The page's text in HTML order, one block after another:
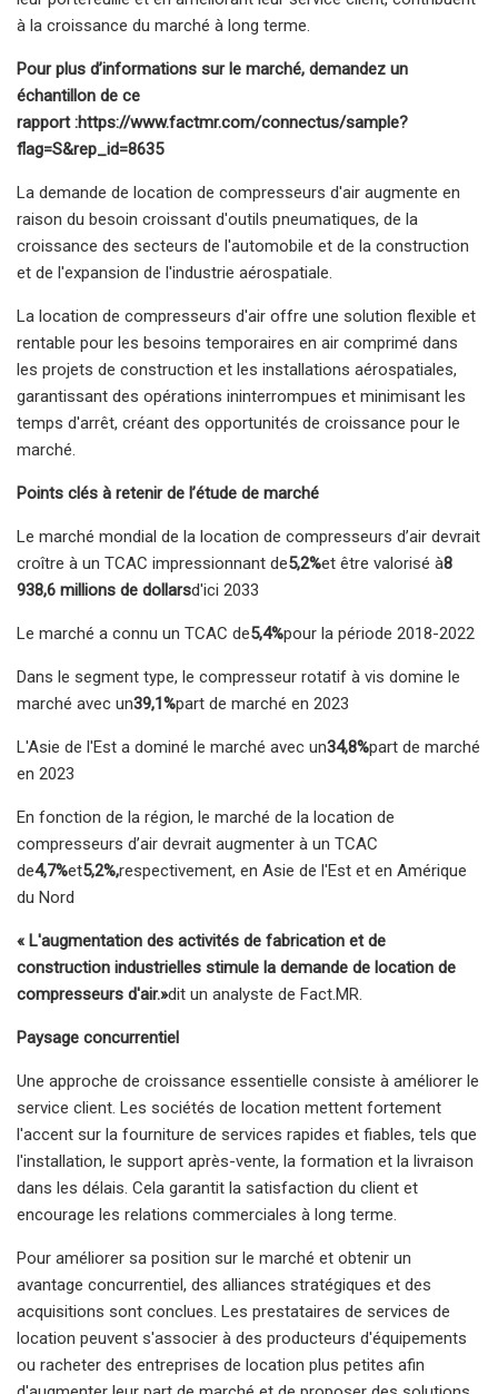
à la croissance du marché à long terme.
Pour plus d’informations sur le marché, demandez un
échantillon de ce
rapport :https://www.factmr.com/connectus/sample?
flag=S&rep_id=8635
La demande de location de compresseurs d'air augmente en
raison du besoin croissant d'outils pneumatiques, de la
croissance des secteurs de l'automobile et de la construction
et de l'expansion de l'industrie aérospatiale.
La location de compresseurs d'air offre une solution flexible et
rentable pour les besoins temporaires en air comprimé dans
les projets de construction et les installations aérospatiales,
garantissant des opérations ininterrompues et minimisant les
temps d'arrêt, créant des opportunités de croissance pour le
marché.
Points clés à retenir de l’étude de marché
Le marché mondial de la location de compresseurs d’air devrait
croître à un TCAC impressionnant de5,2%et être valorisé à8
938,6 millions de dollarsd'ici 2033
Le marché a connu un TCAC de5,4%pour la période 2018-2022
Dans le segment type, le compresseur rotatif à vis domine le
marché avec un39,1%part de marché en 2023
L'Asie de l'Est a dominé le marché avec un34,8%part de marché
en 2023
En fonction de la région, le marché de la location de
compresseurs d’air devrait augmenter à un TCAC
de4,7%et5,2%,respectivement, en Asie de l'Est et en Amérique
du Nord
« L'augmentation des activités de fabrication et de
construction industrielles stimule la demande de location de
compresseurs d'air.»dit un analyste de Fact.MR.
Paysage concurrentiel
Une approche de croissance essentielle consiste à améliorer le
service client. Les sociétés de location mettent fortement
l'accent sur la fourniture de services rapides et fiables, tels que
l'installation, le support après-vente, la formation et la livraison
dans les délais. Cela garantit la satisfaction du client et
encourage les relations commerciales à long terme.
Pour améliorer sa position sur le marché et obtenir un
avantage concurrentiel, des alliances stratégiques et des
acquisitions sont conclues. Les prestataires de services de
location peuvent s'associer à des producteurs d'équipements
ou racheter des entreprises de location plus petites afin